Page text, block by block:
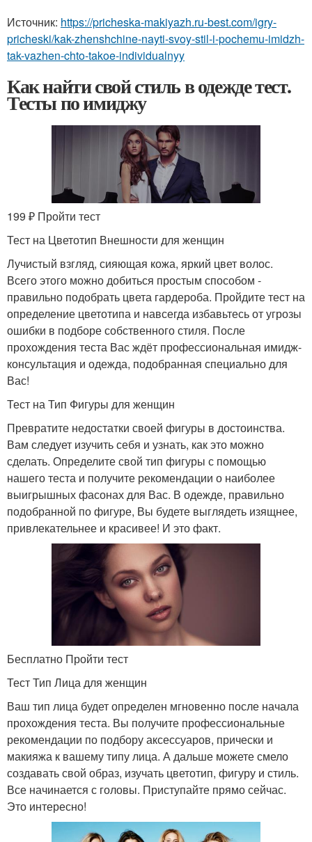
Источник: https://pricheska-makiyazh.ru-best.com/igry-
pricheski/kak-zhenshchine-nayti-svoy-stil-i-pochemu-imidzh-
tak-vazhen-chto-takoe-individualnyy
Как найти свой стиль в одежде тест.
Тесты по имиджу
199 ₽ Пройти тест
Тест на Цветотип Внешности для женщин
Лучистый взгляд, сияющая кожа, яркий цвет волос.
Всего этого можно добиться простым способом -
правильно подобрать цвета гардероба. Пройдите тест на
определение цветотипа и навсегда избавьтесь от угрозы
ошибки в подборе собственного стиля. После
прохождения теста Вас ждёт профессиональная имидж-
консультация и одежда, подобранная специально для
Вас!
Тест на Тип Фигуры для женщин
Превратите недостатки своей фигуры в достоинства.
Вам следует изучить себя и узнать, как это можно
сделать. Определите свой тип фигуры с помощью
нашего теста и получите рекомендации о наиболее
выигрышных фасонах для Вас. В одежде, правильно
подобранной по фигуре, Вы будете выглядеть изящнее,
привлекательнее и красивее! И это факт.
Бесплатно Пройти тест
Тест Тип Лица для женщин
Ваш тип лица будет определен мгновенно после начала
прохождения теста. Вы получите профессиональные
рекомендации по подбору аксессуаров, прически и
макияжа к вашему типу лица. А дальше можете смело
создавать свой образ, изучать цветотип, фигуру и стиль.
Все начинается с головы. Приступайте прямо сейчас.
Это интересно!